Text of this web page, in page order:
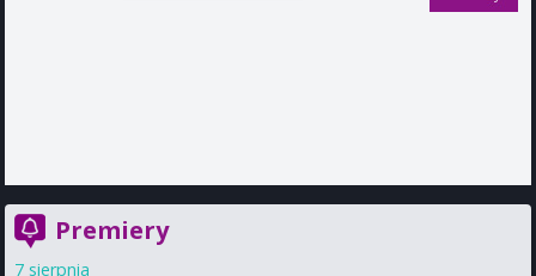
Premiery
7 sierpnia